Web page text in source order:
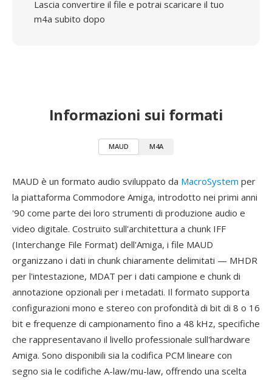
Lascia convertire il file e potrai scaricare il tuo
m4a subito dopo
Informazioni sui formati
MAUD M4A
MAUD è un formato audio sviluppato da MacroSystem per
la piattaforma Commodore Amiga, introdotto nei primi anni
'90 come parte dei loro strumenti di produzione audio e
video digitale. Costruito sull'architettura a chunk IFF
(Interchange File Format) dell'Amiga, i file MAUD
organizzano i dati in chunk chiaramente delimitati — MHDR
per l'intestazione, MDAT per i dati campione e chunk di
annotazione opzionali per i metadati. Il formato supporta
configurazioni mono e stereo con profondità di bit di 8 o 16
bit e frequenze di campionamento fino a 48 kHz, specifiche
che rappresentavano il livello professionale sull'hardware
Amiga. Sono disponibili sia la codifica PCM lineare con
segno sia le codifiche A-law/mu-law, offrendo una scelta